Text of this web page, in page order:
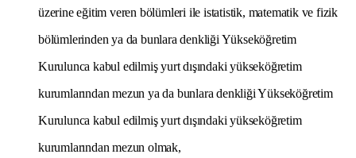
üzerine eğitim veren bölümleri ile istatistik, matematik ve fizik
bölümlerinden ya da bunlara denkliği Yükseköğretim
Kurulunca kabul edilmiş yurt dışındaki yükseköğretim
kurumlarından mezun ya da bunlara denkliği Yükseköğretim
Kurulunca kabul edilmiş yurt dışındaki yükseköğretim
kurumlarından mezun olmak,